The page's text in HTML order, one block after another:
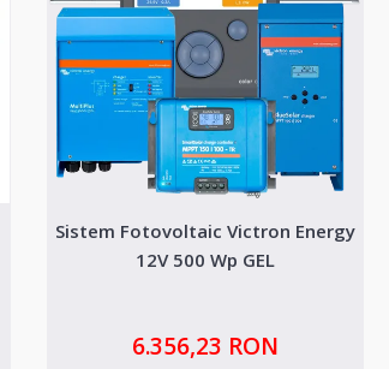
Sistem Fotovoltaic Victron Energy
12V 500 Wp GEL
6.356,23 RON